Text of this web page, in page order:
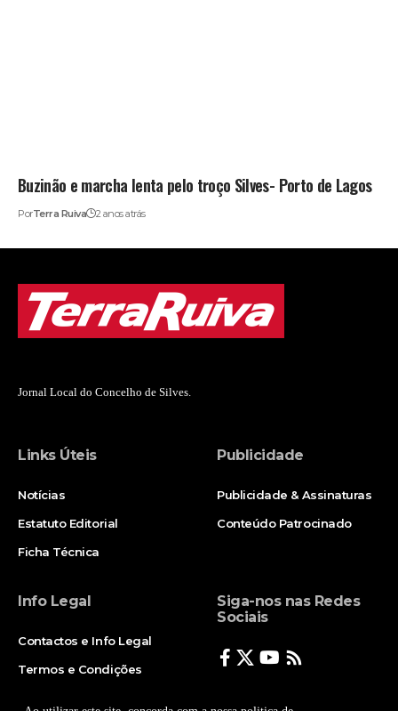
Buzinão e marcha lenta pelo troço Silves- Porto de Lagos
PorTerra Ruiva 2 anos atrás
Jornal Local do Concelho de Silves.
Links Úteis
Notícias
Estatuto Editorial
Ficha Técnica
Publicidade
Publicidade & Assinaturas
Conteúdo Patrocinado
Info Legal
Contactos e Info Legal
Termos e Condições
Siga-nos nas Redes
Sociais